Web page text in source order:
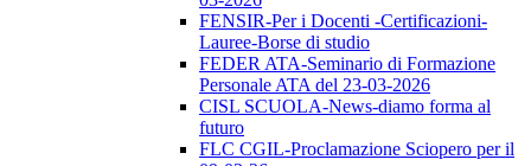
FENSIR-Per i Docenti -Certificazioni-
Lauree-Borse di studio
FEDER ATA-Seminario di Formazione
Personale ATA del 23-03-2026
CISL SCUOLA-News-diamo forma al
futuro
FLC CGIL-Proclamazione Sciopero per il